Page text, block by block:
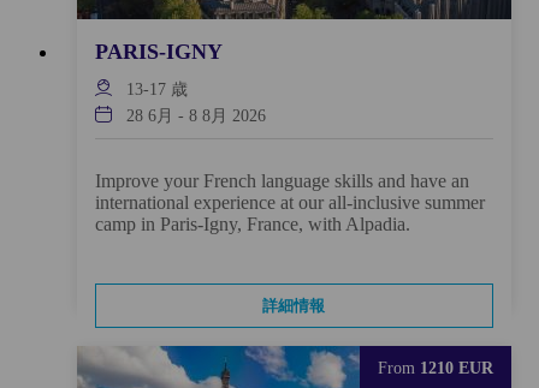
PARIS-IGNY
13-17 歳
28 6月 - 8 8月 2026
Improve your French language skills and have an
international experience at our all-inclusive summer
camp in Paris-Igny, France, with Alpadia.
詳細情報
From 1210 EUR